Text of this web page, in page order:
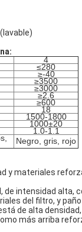
4
≤280
≥-40
≥3500
≥3000
≥2.6
≥600
18
1500-1800
1000±20
1.0-1.1
Negro, gris, rojo
y materiales
intensidad alta,
del filtro, y paño
de alta
más arriba